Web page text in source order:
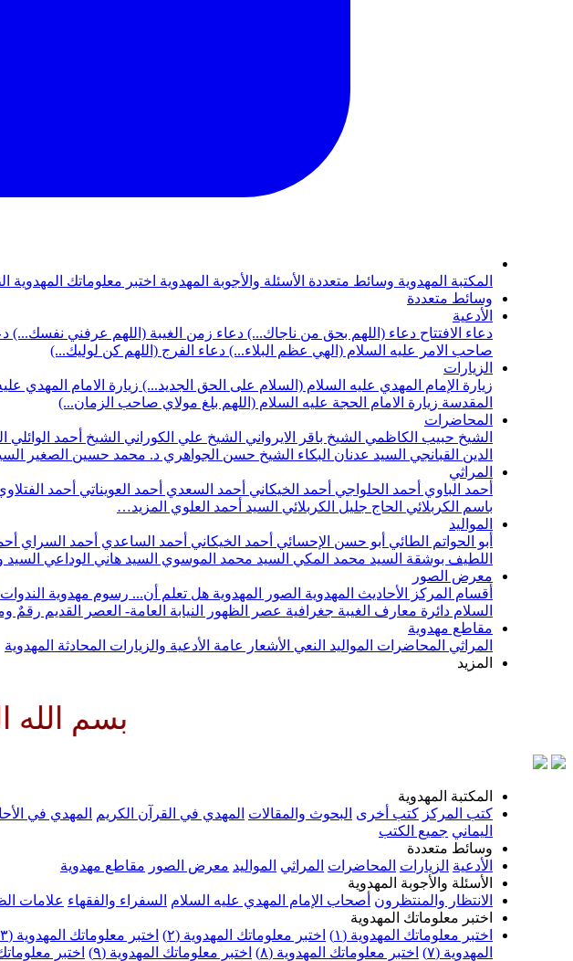
المكتبة المهدوية وسائط متعددة الأسئلة والأجوبة المهدوية اختبر معلوماتك المهدوية
وسائط متعددة
الأدعية
دعاء الافتتاح دعاء (اللهم بحق من ناجاك...) دعاء زمن الغيبة (اللهم عرفني نفسك...)
صاحب الامر عليه السلام (الهي عظم البلاء...) دعاء الفرج (اللهم كن لوليك...)
الزيارات
زيارة الإمام المهدي عليه السلام (السلام على الحق الجديد...) زيارة الامام المهدي
المقدسة زيارة الامام الحجة عليه السلام (اللهم بلغ مولاي صاحب الزمان...)
المحاضرات
الشيخ حبيب الكاظمي الشيخ باقر الايرواني الشيخ علي الكوراني الشيخ أحمد الوائلي
الدين القبانجي السيد عدنان البكاء الشيخ حسن الجواهري د. محمد حسين الصغير
المراثي
أحمد الباوي أحمد الحلواجي أحمد الخيكاني أحمد السعدي أحمد العويناتي أحمد
باسم الكربلائي الحاج جليل الكربلائي السيد أحمد العلوي المزيد…
المواليد
أبو الحواتم الطائي أبو حسن الإحسائي أحمد الخيكاني أحمد الساعدي أحمد السراي
اللطيف بوشقة السيد محمد المكي السيد محمد الموسوي السيد هاني الوداعي السيد
معرض الصور
أقسام المركز
الأحاديث المهدوية الصور المهدوية هل تعلم أن... رسوم مهدوية
السلام دائرة معارف الغيبة جغرافية عصر الظهور النيابة العامة- العصر القديم رقمٌ
مقاطع مهدوية
المراثي المحاضرات المواليد النعي الأشعار عامة الأدعية والزيارات المحادثة المهدوية
المزيد
بسم الله الرحمن
المكتبة المهدوية
كتب المركز كتب أخرى البحوث والمقالات المهدي في القرآن الكريم المهدي في
اليماني جميع الكتب
وسائط متعددة
الأدعية الزيارات المحاضرات المراثي المواليد معرض الصور مقاطع مهدوية
الأسئلة والأجوبة المهدوية
الانتظار والمنتظرون أصحاب الإمام المهدي عليه السلام السفراء والفقهاء علامات
اختبر معلوماتك المهدوية
اختبر معلوماتك المهدوية (١)
اختبر معلوماتك المهدوية (٢) اختبر معلوماتك المهدوية (٣)
المهدوية (٧)
اختبر معلوماتك المهدوية (٨) اختبر معلوماتك المهدوية (٩) اختبر